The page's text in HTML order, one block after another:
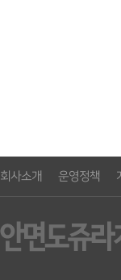
회사소개 운영정책